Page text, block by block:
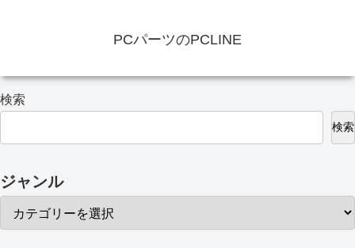
PCパーツのPCLINE
検索
検索
ジャンル